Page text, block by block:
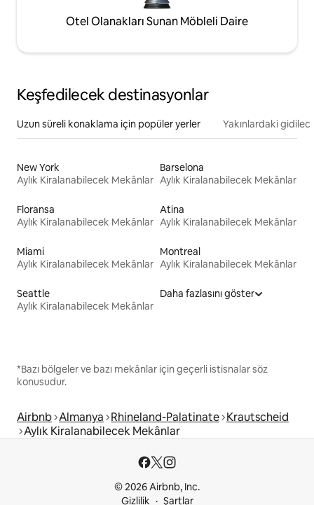
Otel Olanakları Sunan Möbleli Daire
Keşfedilecek destinasyonlar
Uzun süreli konaklama için popüler yerler Yakınlardaki
New York
Aylık Kiralanabilecek Mekânlar
Barselona
Aylık Kiralanabilecek Mekânlar
Floransa
Aylık Kiralanabilecek Mekânlar
Atina
Aylık Kiralanabilecek Mekânlar
Miami
Aylık Kiralanabilecek Mekânlar
Montreal
Aylık Kiralanabilecek Mekânlar
Seattle
Aylık Kiralanabilecek Mekânlar
Daha fazlasını göster
*Bazı bölgeler ve bazı mekânlar için geçerli istisnalar söz
konusudur.
Airbnb Almanya Rhineland-Palatinate Krautscheid
Aylık Kiralanabilecek Mekânlar
© 2026 Airbnb, Inc.
Gizlilik
Şartlar